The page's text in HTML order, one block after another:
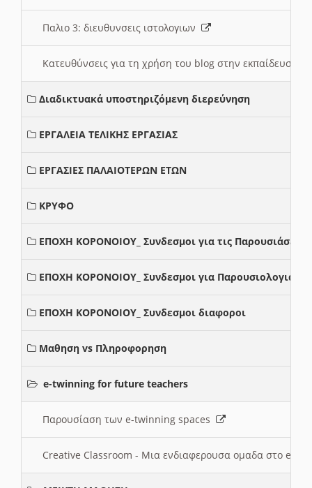
Παλιο 3: διευθυνσεις ιστολογιων
Κατευθύνσεις για τη χρήση του blog στην εκπαίδευση
Διαδικτυακά υποστηριζόμενη διερεύνηση
ΕΡΓΑΛΕΙΑ ΤΕΛΙΚΗΣ ΕΡΓΑΣΙΑΣ
ΕΡΓΑΣΙΕΣ ΠΑΛΑΙΟΤΕΡΩΝ ΕΤΩΝ
ΚΡΥΦΟ
ΕΠΟΧΗ ΚΟΡΟΝΟΙΟΥ_ Συνδεσμοι για τις Παρουσιάσεις
ΕΠΟΧΗ ΚΟΡΟΝΟΙΟΥ_ Συνδεσμοι για Παρουσιολογια
ΕΠΟΧΗ ΚΟΡΟΝΟΙΟΥ_ Συνδεσμοι διαφοροι
Μαθηση vs Πληροφορηση
e-twinning for future teachers
Παρουσίαση των e-twinning spaces
Creative Classroom - Μια ενδιαφερουσα ομαδα στο e-